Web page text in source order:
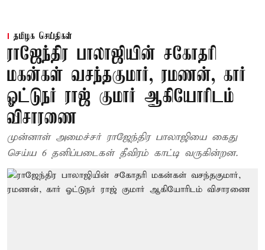
தமிழக செய்திகள்
ராஜேந்திர பாலாஜியின் சகோதரி
மகன்கள் வசந்தகுமார், ரமணன், கார்
ஓட்டுநர் ராஜ் குமார் ஆகியோரிடம்
விசாரணை
முன்னாள் அமைச்சர் ராஜேந்திர பாலாஜியை கைது
செய்ய 6 தனிப்படைகள் தீவிரம் காட்டி வருகின்றன.